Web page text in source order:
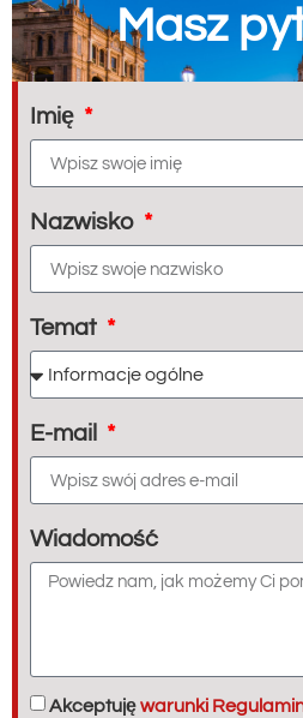
Masz
Imię
Nazwisko
Temat
E-mail
Wiadomość
Akceptujęwarunki